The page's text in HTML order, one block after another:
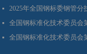
넷
넷
넷